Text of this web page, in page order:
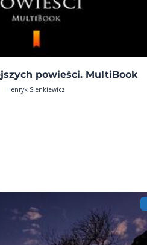
powieści. MultiBook
Henryk Sienkiewicz